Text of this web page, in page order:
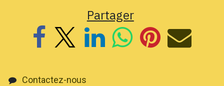
Partager
Contactez-nous